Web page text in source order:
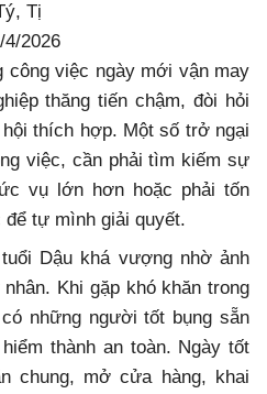
Tị
2026
công việc ngày mới vận may
thăng tiến chậm, đòi hỏi
thích hợp. Một số trở ngại
việc, cần phải tìm kiếm sự
vụ lớn hơn hoặc phải tốn
tự mình giải quyết.
Dậu khá vượng nhờ ảnh
Khi gặp khó khăn trong
những người tốt bụng sẵn
thành an toàn. Ngày tốt
chung, mở cửa hàng, khai